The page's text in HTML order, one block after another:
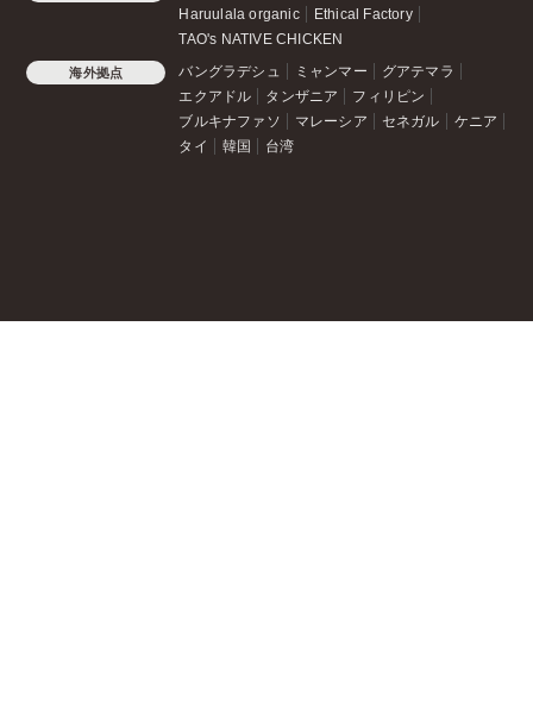
Haruulala organic
Ethical Factory
TAO's NATIVE CHICKEN
海外拠点 バングラデシュ ミャンマー
グアテマラ
エクアドル
タンザニア
フィリピン
ブルキナファソ
マレーシア セネガル
ケニア
タイ
韓国 台湾